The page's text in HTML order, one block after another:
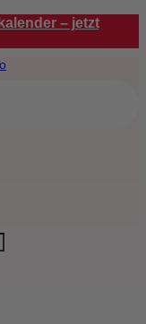
– jetzt